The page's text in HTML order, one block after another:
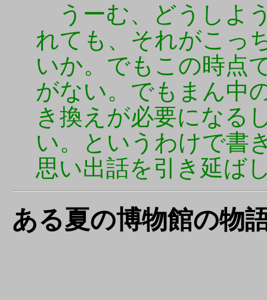
うーむ、どうしよ
れても、それがこっ
いか。でもこの時点
がない。でもまん中
き換えが必要にな
い。というわけで書
思い出話を引き延
ある夏の博物館の物